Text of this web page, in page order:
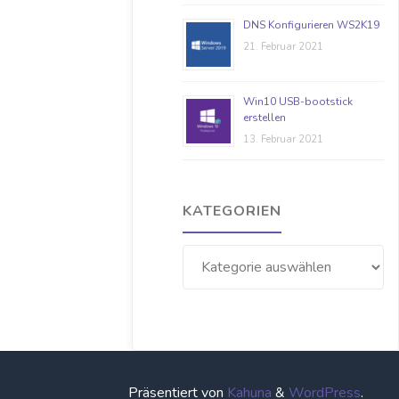
DNS Konfigurieren WS2K19
21. Februar 2021
Win10 USB-bootstick
erstellen
13. Februar 2021
KATEGORIEN
Präsentiert von Kahuna & WordPress.